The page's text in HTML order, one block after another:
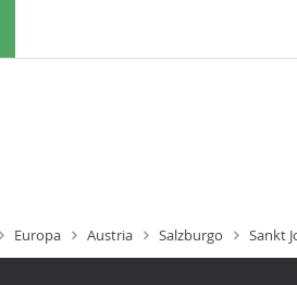
Europa Austria Salzburgo Sankt